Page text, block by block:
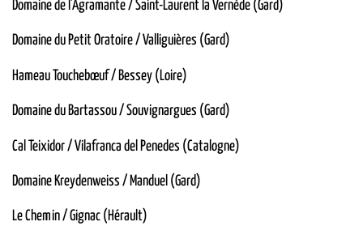
Domaine de l’Agramante / Saint-Laurent la Vernède (Gard)
Domaine du Petit Oratoire / Valliguières (Gard)
Hameau Touchebœuf / Bessey (Loire)
Domaine du Bartassou / Souvignargues (Gard)
Cal Teixidor / Vilafranca del Penedes (Catalogne)
Domaine Kreydenweiss / Manduel (Gard)
Le Chemin / Gignac (Hérault)